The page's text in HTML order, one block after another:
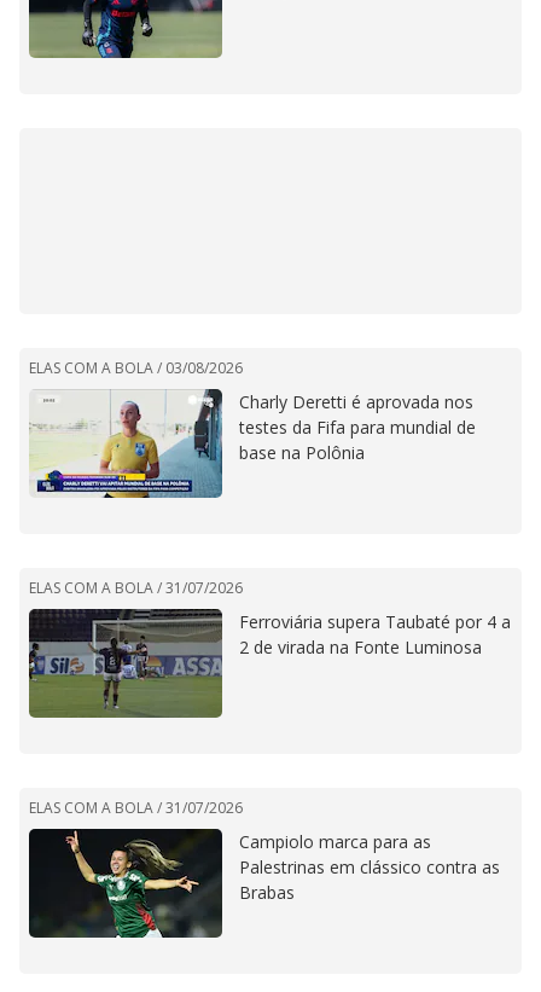
ELAS COM A BOLA / 03/08/2026
Charly Deretti é aprovada nos
testes da Fifa para mundial de
base na Polônia
ELAS COM A BOLA /31/07/2026
Ferroviária supera Taubaté por 4 a
2 de virada na Fonte Luminosa
ELAS COM A BOLA /31/07/2026
Campiolo marca para as
Palestrinas em clássico contra as
Brabas